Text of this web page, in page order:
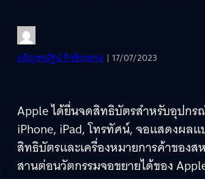
อลิญฑณัฐน์ กิจชิระสกุล | 17/07/2023
Apple ได้ยื่นจดสิทธิบัตรสำหรับอุปก
iPhone, iPad, โทรทัศน์, จอแสดงผล
สิทธิบัตรและเครื่องหมายการค้าของส
สานต่อนวัตกรรมจอขยายได้ของ